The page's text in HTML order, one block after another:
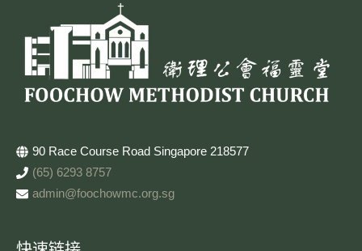
90 Race Course Road Singapore 218577
(65) 6293 8757
admin@foochowmc.org.sg